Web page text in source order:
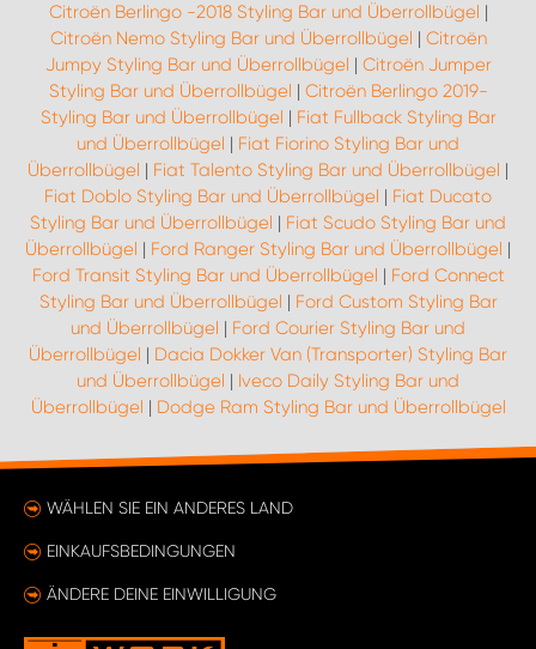
Citroën Berlingo -2018 Styling Bar und Überrollbügel |
Citroën Nemo Styling Bar und Überrollbügel | Citroën
Jumpy Styling Bar und Überrollbügel | Citroën Jumper
Styling Bar und Überrollbügel | Citroën Berlingo 2019-
Styling Bar und Überrollbügel | Fiat Fullback Styling Bar
und Überrollbügel | Fiat Fiorino Styling Bar und
Überrollbügel | Fiat Talento Styling Bar und Überrollbügel |
Fiat Doblo Styling Bar und Überrollbügel | Fiat Ducato
Styling Bar und Überrollbügel | Fiat Scudo Styling Bar und
Überrollbügel | Ford Ranger Styling Bar und Überrollbügel |
Ford Transit Styling Bar und Überrollbügel | Ford Connect
Styling Bar und Überrollbügel | Ford Custom Styling Bar
und Überrollbügel | Ford Courier Styling Bar und
Überrollbügel | Dacia Dokker Van (Transporter) Styling Bar
und Überrollbügel | Iveco Daily Styling Bar und
Überrollbügel | Dodge Ram Styling Bar und Überrollbügel
WÄHLEN SIE EIN ANDERES LAND
EINKAUFSBEDINGUNGEN
ÄNDERE DEINE EINWILLIGUNG